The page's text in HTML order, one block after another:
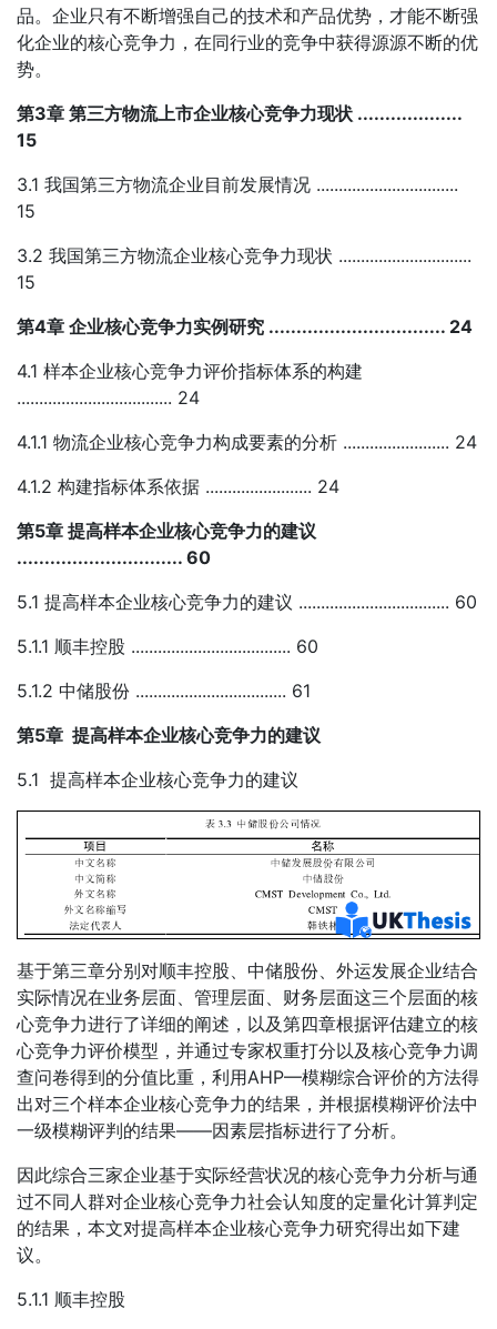
品。企业只有不断增强自己的技术和产品优势，才能不断强
化企业的核心竞争力，在同行业的竞争中获得源源不断的优
势。
第3章 第三方物流上市企业核心竞争力现状 ...................
15
3.1 我国第三方物流企业目前发展情况 ................................
15
3.2 我国第三方物流企业核心竞争力现状 ..............................
15
第4章 企业核心竞争力实例研究 ................................ 24
4.1 样本企业核心竞争力评价指标体系的构建
................................... 24
4.1.1 物流企业核心竞争力构成要素的分析 ........................ 24
4.1.2 构建指标体系依据 ........................ 24
第5章 提高样本企业核心竞争力的建议
.............................. 60
5.1 提高样本企业核心竞争力的建议 .................................. 60
5.1.1 顺丰控股 .................................... 60
5.1.2 中储股份 .................................. 61
第5章 提高样本企业核心竞争力的建议
5.1 提高样本企业核心竞争力的建议
基于第三章分别对顺丰控股、中储股份、外运发展企业结合
实际情况在业务层面、管理层面、财务层面这三个层面的核
心竞争力进行了详细的阐述，以及第四章根据评估建立的核
心竞争力评价模型，并通过专家权重打分以及核心竞争力调
查问卷得到的分值比重，利用AHP—模糊综合评价的方法得
出对三个样本企业核心竞争力的结果，并根据模糊评价法中
一级模糊评判的结果——因素层指标进行了分析。
因此综合三家企业基于实际经营状况的核心竞争力分析与通
过不同人群对企业核心竞争力社会认知度的定量化计算判定
的结果，本文对提高样本企业核心竞争力研究得出如下建
议。
5.1.1 顺丰控股